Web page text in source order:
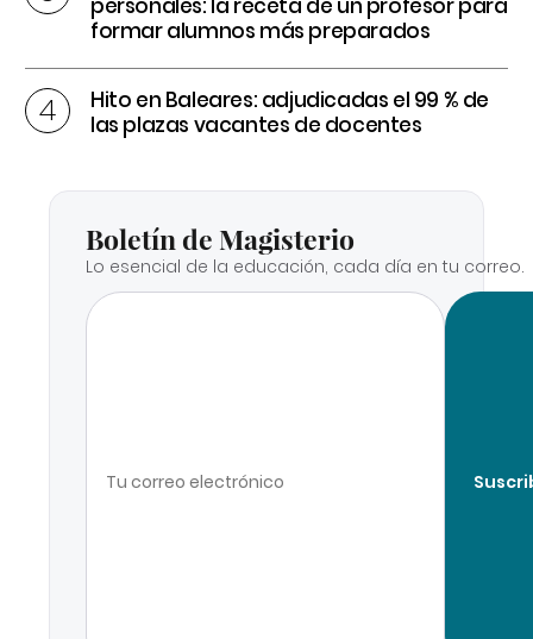
personales: la receta de un profesor para
formar alumnos más preparados
Hito en Baleares: adjudicadas el 99 % de
las plazas vacantes de docentes
Boletín de Magisterio
Lo esencial de la educación, cada día en tu correo.